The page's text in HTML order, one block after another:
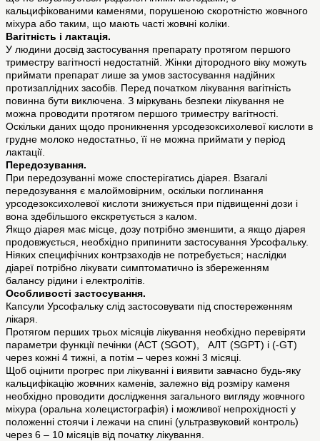
кальцифікованими каменями, порушеною скоротністю жовчного
міхура або таким, що мають часті жовчні коліки.
Вагітність і лактація.
У людини досвід застосування препарату протягом першого
триместру вагітності недостатній. Жінки дітородного віку можуть
приймати препарат лише за умов застосування надійних
протизаплідних засобів. Перед початком лікування вагітність
повинна бути виключена. З міркувань безпеки лікування не
можна проводити протягом першого триместру вагітності.
Оскільки даних щодо проникнення урсодезоксихолевої кислоти в
грудне молоко недостатньо, її не можна приймати у період
лактації.
Передозування.
При передозуванні може спостерігатись діарея. Взагалі
передозування є малоймовірним, оскільки поглинання
урсодезоксихолевої кислоти знижується при підвищенні дози і
вона здебільшого екскретується з калом.
Якщо діарея має місце, дозу потрібно зменшити, а якщо діарея
продовжується, необхідно припинити застосування Урсофальку.
Ніяких специфічних контрзаходів не потребується; наслідки
діареї потрібно лікувати симптоматично із збереженням
балансу рідини і електролітів.
Особливості застосування.
Капсули Урсофальку слід застосовувати під спостереженням
лікаря.
Протягом перших трьох місяців лікування необхідно перевіряти
параметри функції печінки (АСТ (SGOT), АЛТ (SGPT) i (-GT)
через кожні 4 тижні, а потім – через кожні 3 місяці.
Щоб оцінити прогрес при лікуванні і виявити завчасно будь-яку
кальцифікацію жовчних каменів, залежно від розміру каменя
необхідно проводити дослідження загального вигляду жовчного
міхура (оральна холецистографія) і можливої непрохідності у
положенні стоячи і лежачи на спині (ультразвуковий контроль)
через 6 – 10 місяців від початку лікування.